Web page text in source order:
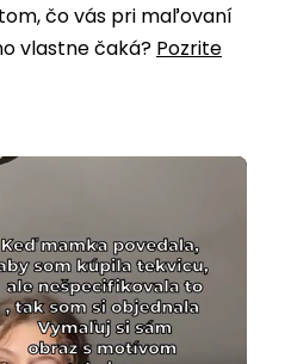
čo vás pri maľovaní
vlastne čaká? Pozrite